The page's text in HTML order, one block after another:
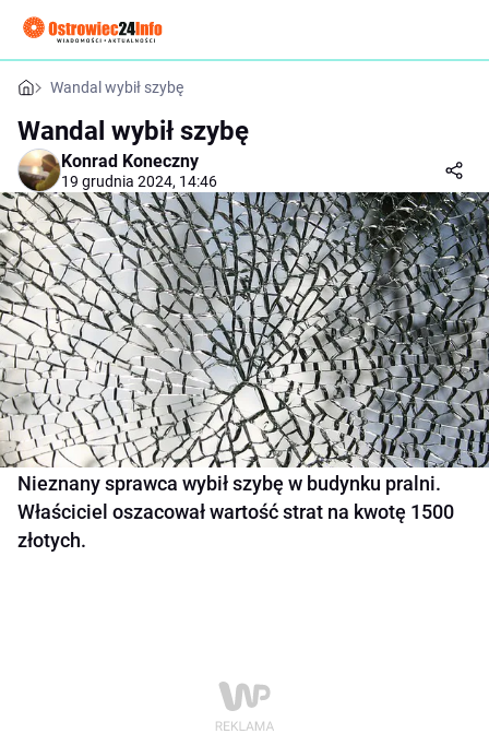
Wandal wybił szybę
Wandal wybił szybę
Konrad Koneczny
19 grudnia 2024, 14:46
Nieznany sprawca wybił szybę w budynku pralni.
Właściciel oszacował wartość strat na kwotę 1500
złotych.